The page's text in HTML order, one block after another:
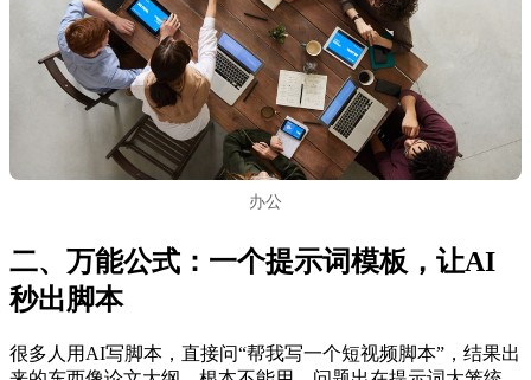
办公
二、万能公式：一个提示词模板，让AI
秒出脚本
很多人用AI写脚本，直接问“帮我写一个短视频脚本”，结果出